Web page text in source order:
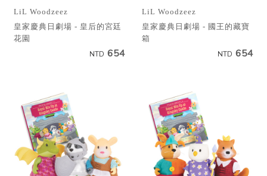
LiL Woodzeez
皇家慶典日劇場 - 皇后的宮廷
花園
NTD 654
LiL Woodzeez
皇家慶典日劇場 - 國王的藏寶
箱
NTD 654